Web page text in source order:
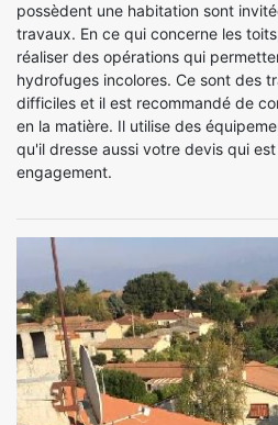
possèdent une habitation sont
travaux. En ce qui concerne les
réaliser des opérations qui
hydrofuges incolores. Ce sont des
difficiles et il est recommandé de
en la matière. Il utilise des
qu'il dresse aussi votre devis qui
engagement.